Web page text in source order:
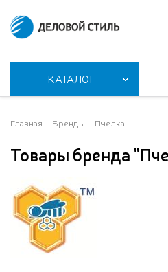
КАТАЛОГ
Главная Бренды Пчелка
Товары бренда